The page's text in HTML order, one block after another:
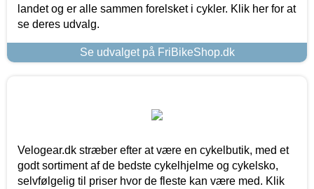
landet og er alle sammen forelsket i cykler. Klik her for at
se deres udvalg.
Se udvalget på FriBikeShop.dk
Velogear.dk stræber efter at være en cykelbutik, med et
godt sortiment af de bedste cykelhjelme og cykelsko,
selvfølgelig til priser hvor de fleste kan være med. Klik